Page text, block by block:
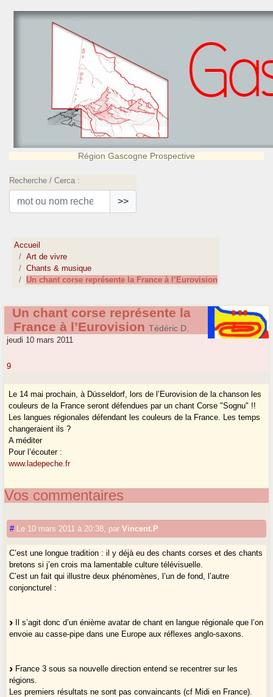
Région Gascogne Prospective
Recherche / Cerca :
>>
Accueil
Art de vivre
Chants & musique
Un chant corse représente la France à l’Eurovision
Un chant corse représente la
France à l’Eurovision Tédéric D.
jeudi 10 mars 2011
9
Le 14 mai prochain, à Düsseldorf, lors de l’Eurovision de la chanson les
couleurs de la France seront défendues par un chant Corse "Sognu" !!
Les langues régionales défendant les couleurs de la France. Les temps
changeraient ils ?
A méditer
Pour l’écouter :
www.ladepeche.fr
Vos commentaires
# Le 10 mars 2011 à 20:38 parVincent.P
C’est une longue tradition : il y déjà eu des chants corses et des chants
bretons si j’en crois ma lamentable culture télévisuelle.
C’est un fait qui illustre deux phénomènes, l’un de fond, l’autre
conjoncturel :
Il s’agit donc d’un énième avatar de chant en langue régionale que l’on
envoie au casse-pipe dans une Europe aux réflexes anglo-saxons.
France 3 sous sa nouvelle direction entend se recentrer sur les
régions.
Les premiers résultats ne sont pas convaincants (cf Midi en France).